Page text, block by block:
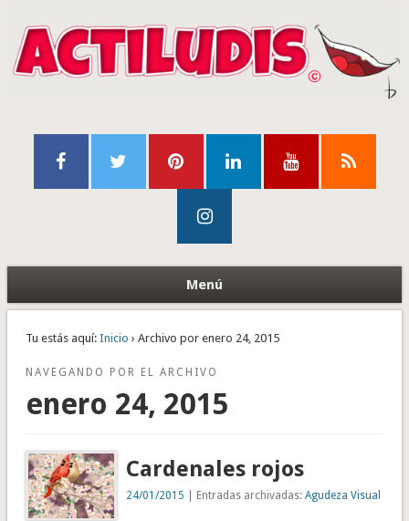
Menú
Tu estás aquí: Inicio › Archivo por enero 24, 2015
NAVEGANDO POR EL ARCHIVO
enero 24, 2015
Cardenales rojos
24/01/2015 | Entradas archivadas:Agudeza Visual